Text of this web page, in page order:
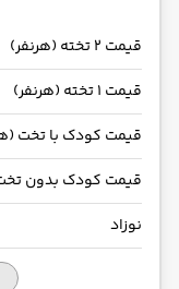
قیمت 2 تخته (هرنفر)
قیمت 1 تخته (هرنفر)
قیمت کودک با تخت
قیمت کودک بدون
نوزاد